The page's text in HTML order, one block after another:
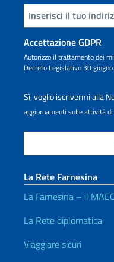
Inserisci la tua email
Accettazione GDPR
Autorizzo il trattamento dei
Decreto Legislativo 30
Sì, voglio iscrivermi alla
aggiornamenti sulle attività
La Rete Farnesina
La Farnesina – il
La Rete diplomatica
Viaggiare sicuri